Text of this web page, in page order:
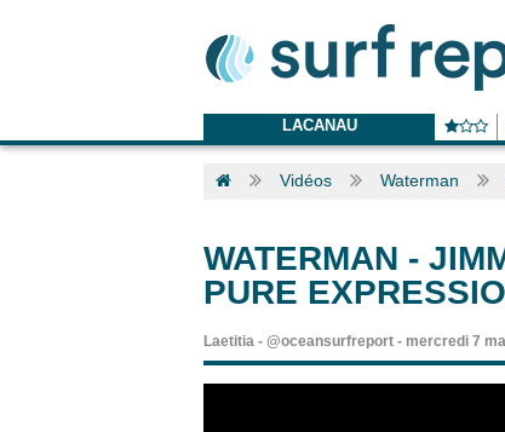
LACANAU
Vidéos Waterman
WATERMAN -
PURE
Laetitia - @oceansurfreport - mercredi 7